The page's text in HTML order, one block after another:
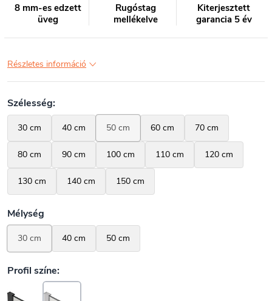
8 mm-es edzett
üveg
Rugóstag
mellékelve
Kiterjesztett
garancia 5 év
Részletes információ